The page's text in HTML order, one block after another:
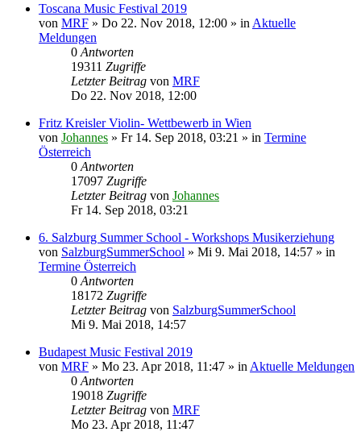
Toscana Music Festival 2019
von MRF » Do 22. Nov 2018, 12:00 » in Aktuelle
Meldungen
0 Antworten
19311 Zugriffe
Letzter Beitrag von MRF
Do 22. Nov 2018, 12:00
Fritz Kreisler Violin- Wettbewerb in Wien
von Johannes » Fr 14. Sep 2018, 03:21 » in Termine
Österreich
0 Antworten
17097 Zugriffe
Letzter Beitrag von Johannes
Fr 14. Sep 2018, 03:21
6. Salzburg Summer School - Workshops Musikerziehung
von SalzburgSummerSchool » Mi 9. Mai 2018, 14:57 » in
Termine Österreich
0 Antworten
18172 Zugriffe
Letzter Beitrag von SalzburgSummerSchool
Mi 9. Mai 2018, 14:57
Budapest Music Festival 2019
von MRF » Mo 23. Apr 2018, 11:47 » in Aktuelle Meldungen
0 Antworten
19018 Zugriffe
Letzter Beitrag von MRF
Mo 23. Apr 2018, 11:47